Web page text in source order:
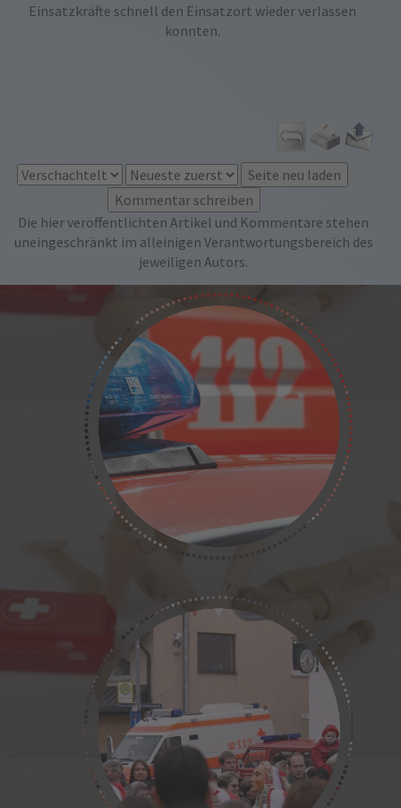
Einsatzkräfte schnell den Einsatzort wieder verlassen
konnten.
Die hier veröffentlichten Artikel und Kommentare stehen
uneingeschränkt im alleinigen Verantwortungsbereich des
jeweiligen Autors.